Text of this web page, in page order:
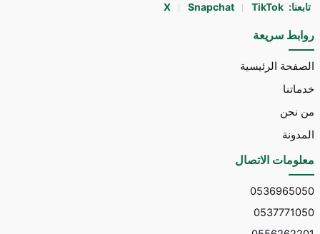
تابعنا: X Snapchat TikTok
روابط سريعة
الصفحة الرئيسية
خدماتنا
من نحن
المدونة
معلومات الاتصال
0536965050
0537771050